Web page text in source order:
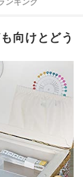
ランキング
ェック！
向けとどう